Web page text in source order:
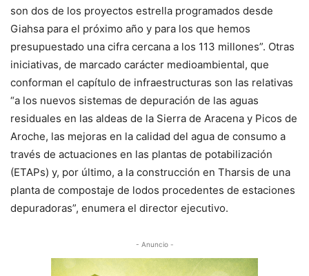
son dos de los proyectos estrella programados desde
Giahsa para el próximo año y para los que hemos
presupuestado una cifra cercana a los 113 millones”. Otras
iniciativas, de marcado carácter medioambiental, que
conforman el capítulo de infraestructuras son las relativas
“a los nuevos sistemas de depuración de las aguas
residuales en las aldeas de la Sierra de Aracena y Picos de
Aroche, las mejoras en la calidad del agua de consumo a
través de actuaciones en las plantas de potabilización
(ETAPs) y, por último, a la construcción en Tharsis de una
planta de compostaje de lodos procedentes de estaciones
depuradoras”, enumera el director ejecutivo.
- Anuncio -